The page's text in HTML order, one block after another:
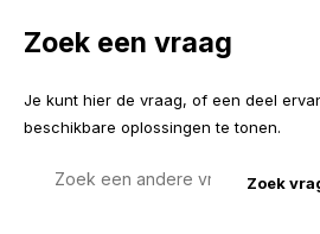
Zoek een vraag
Je kunt hier de vraag, of een deel
beschikbare oplossingen te tonen.